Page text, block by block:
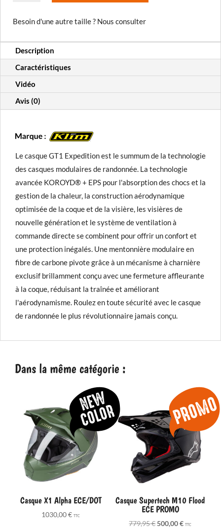
GT1
Expedition
ECE/DOT
Besoin d'une autre taille ? Nous consulter
Description
Caractéristiques
Vidéo
Avis (0)
Le casque GT1 Expedition est le summum de la technologie
des casques modulaires de randonnée. La technologie
avancée KOROYD® + EPS pour l'absorption des chocs et la
gestion de la chaleur, la construction aérodynamique
optimisée de la coque et de la visière, les visières de
nouvelle génération et le système de ventilation à
commande directe se combinent pour offrir un confort et
une protection inégalés. Une mentonnière modulaire en
fibre de carbone pivote grâce à un mécanisme à charnière
exclusif brillamment conçu avec une fermeture affleurante
à la coque, réduisant la traînée et améliorant
l'aérodynamisme. Roulez en toute sécurité avec le casque
de randonnée le plus révolutionnaire jamais conçu.
Dans la même catégorie :
Casque X1 Alpha ECE/DOT
1030,00€ TTC
Casque Supertech M10 Flood
ECE PROMO
779,95€ Le
500,00€Le
TTC